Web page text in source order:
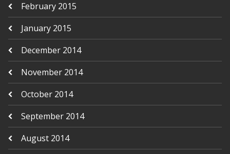
February 2015
January 2015
December 2014
November 2014
October 2014
September 2014
August 2014